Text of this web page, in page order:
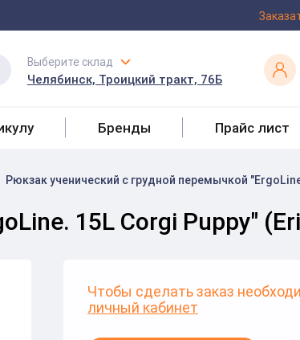
Выберите склад
Челябинск, Троицкий тракт, 76Б
Бренды Прайс лист
Рюкзак ученический с грудной перемычкой
15L Corgi Puppy"
Чтобы сделать заказ
личный кабинет